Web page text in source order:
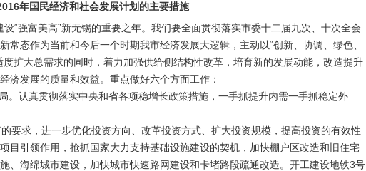
年国民经济和社会发展计划的主要措施
“强富美高”新无锡的重要之年。我们要全面贯彻落实市委十二届九次、十次全会
常态作为当前和今后一个时期我市经济发展大逻辑，主动以“创新、协调、绿色、
扩大总需求的同时，着力加强供给侧结构性改革，培育新的发展动能，改造提升
济发展的质量和效益。重点做好六个方面工作：
。认真贯彻落实中央和省各项稳增长政策措施，一手抓提升内需一手抓稳定外
要求，进一步优化投资方向、改革投资方式、扩大投资规模，提高投资的有效性
目引领作用，抢抓国家大力支持基础设施建设的契机，加快棚户区改造和旧住宅
、海绵城市建设，加快城市快速路网建设和卡堵路段疏通改造。开工建设地铁3号